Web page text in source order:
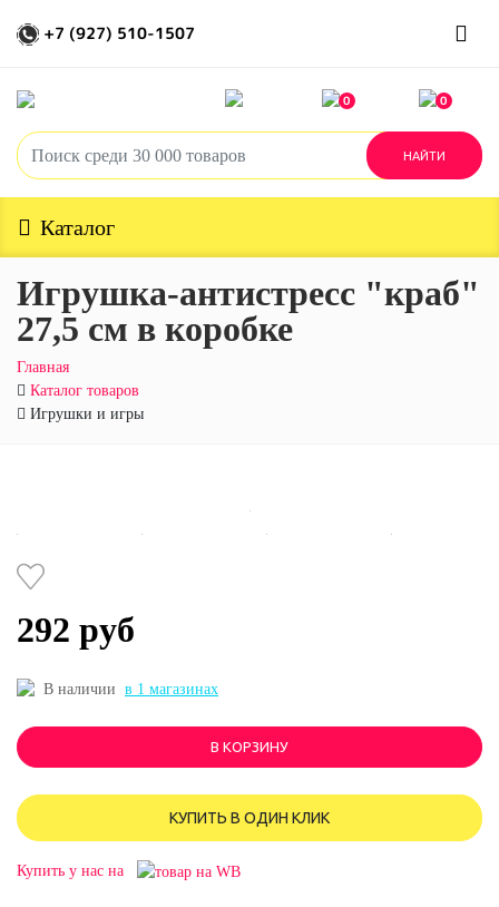
+7 (927) 510-1507
0 0
Каталог
Игрушка-антистресс "краб"
27,5 см в коробке
Главная
Каталог товаров
Игрушки и игры
292 руб
В наличии в 1 магазинах
В КОРЗИНУ
КУПИТЬ В ОДИН КЛИК
Купить у нас на